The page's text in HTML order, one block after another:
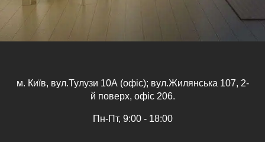
м. Київ, вул.Тулузи 10А (офіс); вул.Жилянська 107, 2-
й поверх, офіс 206.
Пн-Пт, 9:00 - 18:00